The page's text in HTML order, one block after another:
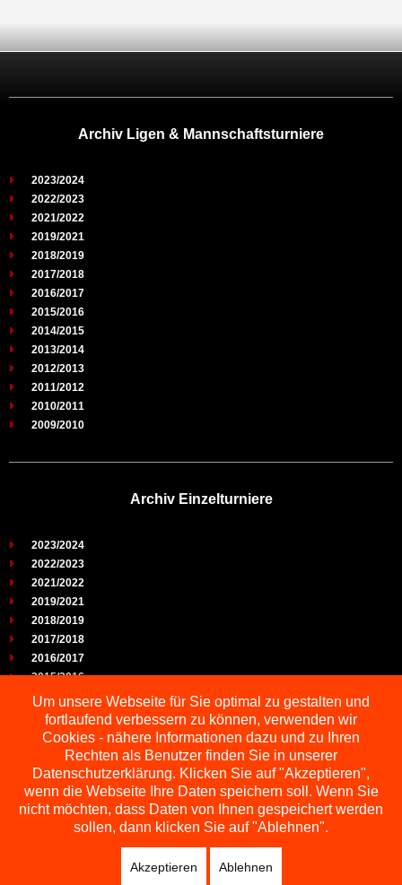
Archiv Ligen & Mannschaftsturniere
2023/2024
2022/2023
2021/2022
2019/2021
2018/2019
2017/2018
2016/2017
2015/2016
2014/2015
2013/2014
2012/2013
2011/2012
2010/2011
2009/2010
Archiv Einzelturniere
2023/2024
2022/2023
2021/2022
2019/2021
2018/2019
2017/2018
2016/2017
2015/2016
2014/2015
2013/2014
2012/2013
2011/2012
2010/2011
2009/2010
Copyright © 2026 Schachbezirk Sauerland
Um unsere Webseite für Sie optimal zu gestalten und
fortlaufend verbessern zu können, verwenden wir
Cookies - nähere Informationen dazu und zu Ihren
Rechten als Benutzer finden Sie in unserer
Datenschutzerklärung. Klicken Sie auf "Akzeptieren",
wenn die Webseite Ihre Daten speichern soll. Wenn Sie
nicht möchten, dass Daten von Ihnen gespeichert werden
sollen, dann klicken Sie auf "Ablehnen".
Akzeptieren Ablehnen